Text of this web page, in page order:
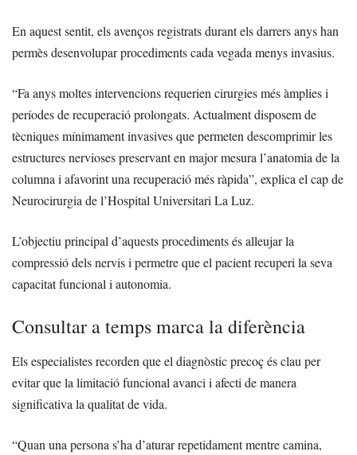
En aquest sentit, els avenços registrats durant els darrers anys han
permès desenvolupar procediments cada vegada menys invasius.
“Fa anys moltes intervencions requerien cirurgies més àmplies i
períodes de recuperació prolongats. Actualment disposem de
tècniques mínimament invasives que permeten descomprimir les
estructures nervioses preservant en major mesura l’anatomia de la
columna i afavorint una recuperació més ràpida”, explica el cap de
Neurocirurgia de l’Hospital Universitari La Luz.
L’objectiu principal d’aquests procediments és alleujar la
compressió dels nervis i permetre que el pacient recuperi la seva
capacitat funcional i autonomia.
Consultar a temps marca la diferència
Els especialistes recorden que el diagnòstic precoç és clau per
evitar que la limitació funcional avanci i afecti de manera
significativa la qualitat de vida.
“Quan una persona s’ha d’aturar repetidament mentre camina,